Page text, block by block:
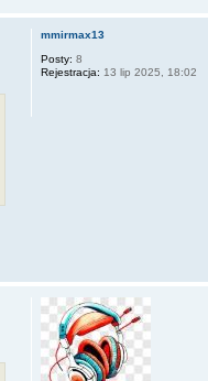
mmirmax13
Posty: 8
Rejestracja: 13 lip 2025, 18:02